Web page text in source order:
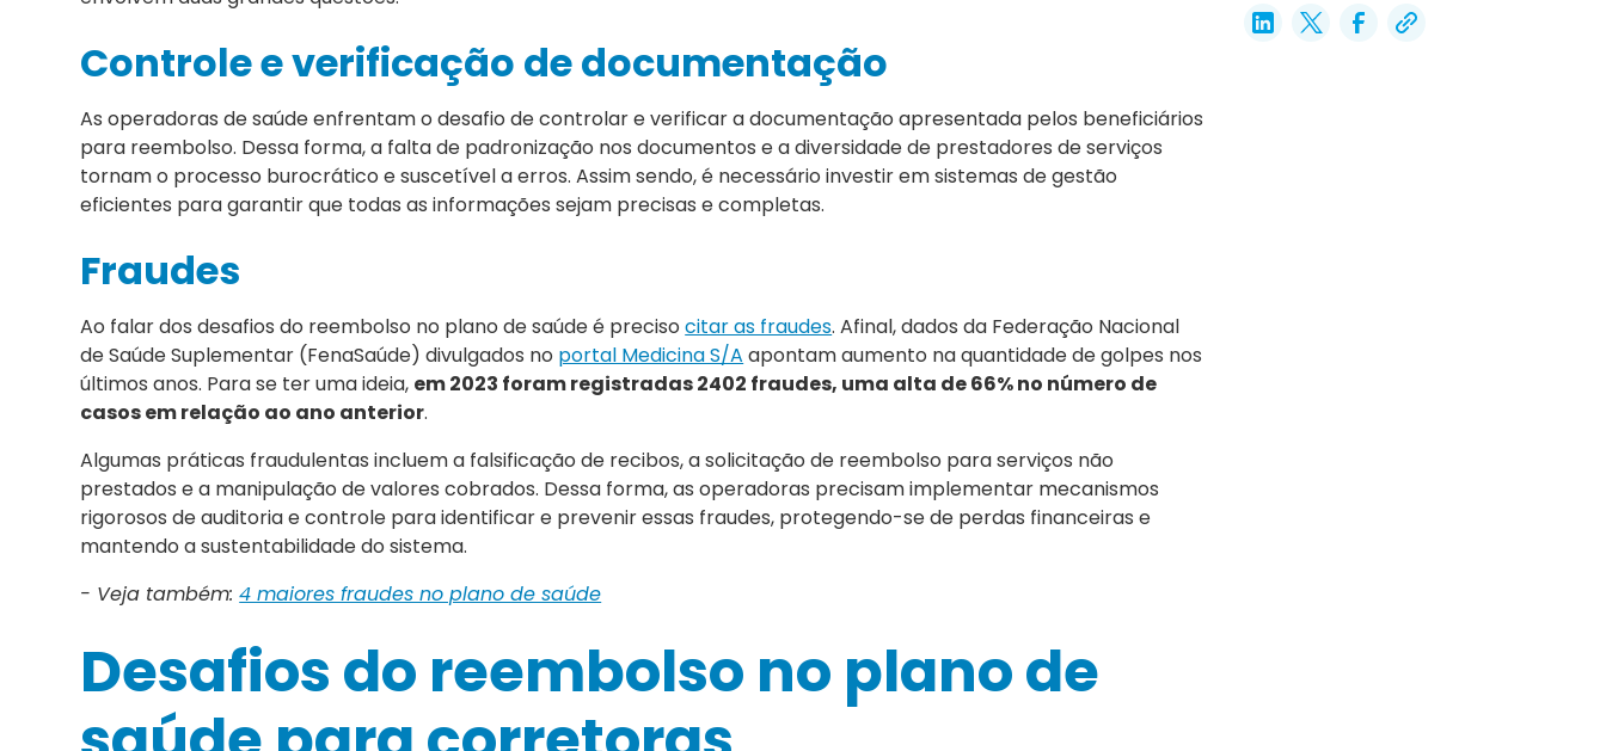
Controle e verificação de documentação
As operadoras de saúde enfrentam o desafio de controlar e verificar a documentação apresentada pelos beneficiários
para reembolso. Dessa forma, a falta de padronização nos documentos e a diversidade de prestadores de serviços
tornam o processo burocrático e suscetível a erros. Assim sendo, é necessário investir em sistemas de gestão
eficientes para garantir que todas as informações sejam precisas e completas.
Fraudes
Ao falar dos desafios do reembolso no plano de saúde é precisocitar as fraudes. Afinal, dados da Federação Nacional
de Saúde Suplementar (FenaSaúde) divulgados no portal Medicina S/A apontam aumento na quantidade de golpes nos
últimos anos. Para se ter uma ideia, em 2023 foram registradas 2402 fraudes, uma alta de 66% no número de
casos em relação ao ano anterior.
Algumas práticas fraudulentas incluem a falsificação de recibos, a solicitação de reembolso para serviços não
prestados e a manipulação de valores cobrados. Dessa forma, as operadoras precisam implementar mecanismos
rigorosos de auditoria e controle para identificar e prevenir essas fraudes, protegendo-se de perdas financeiras e
mantendo a sustentabilidade do sistema.
- Veja também:4 maiores fraudes no plano de saúde
Desafios do reembolso no plano de